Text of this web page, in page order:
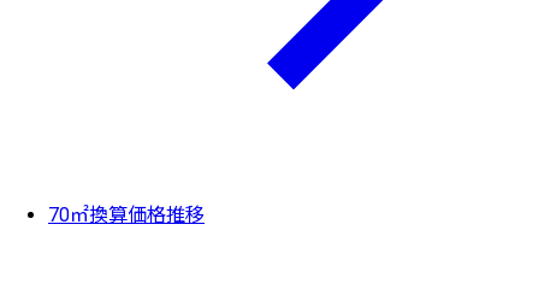
70㎡換算価格推移